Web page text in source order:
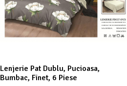
Lenjerie Pat Dublu, Pucioasa,
Bumbac, Finet, 6 Piese